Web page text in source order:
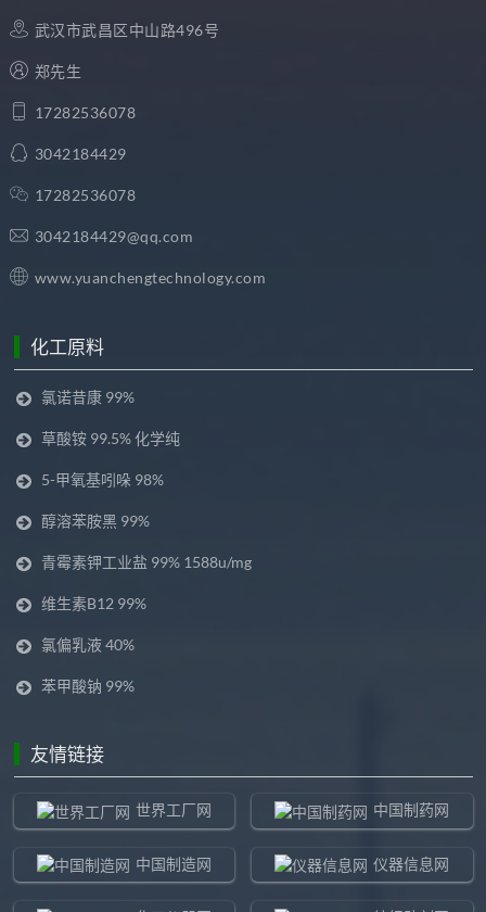
武汉市武昌区中山路496号
郑先生
17282536078
3042184429
17282536078
3042184429@qq.com
www.yuanchengtechnology.com
化工原料
氯诺昔康 99%
草酸铵 99.5% 化学纯
5-甲氧基吲哚 98%
醇溶苯胺黑 99%
青霉素钾工业盐 99% 1588u/mg
维生素B12 99%
氯偏乳液 40%
苯甲酸钠 99%
友情链接
世界工厂网 中国制药网
中国制造网 仪器信息网